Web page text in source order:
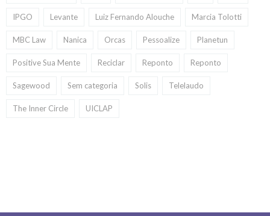
IPGO Levante Luiz Fernando Alouche Marcia Tolotti
MBC Law Nanica Orcas Pessoalize Planetun
Positive Sua Mente Reciclar Reponto Reponto
Sagewood Sem categoria Solis Telelaudo
The Inner Circle UICLAP